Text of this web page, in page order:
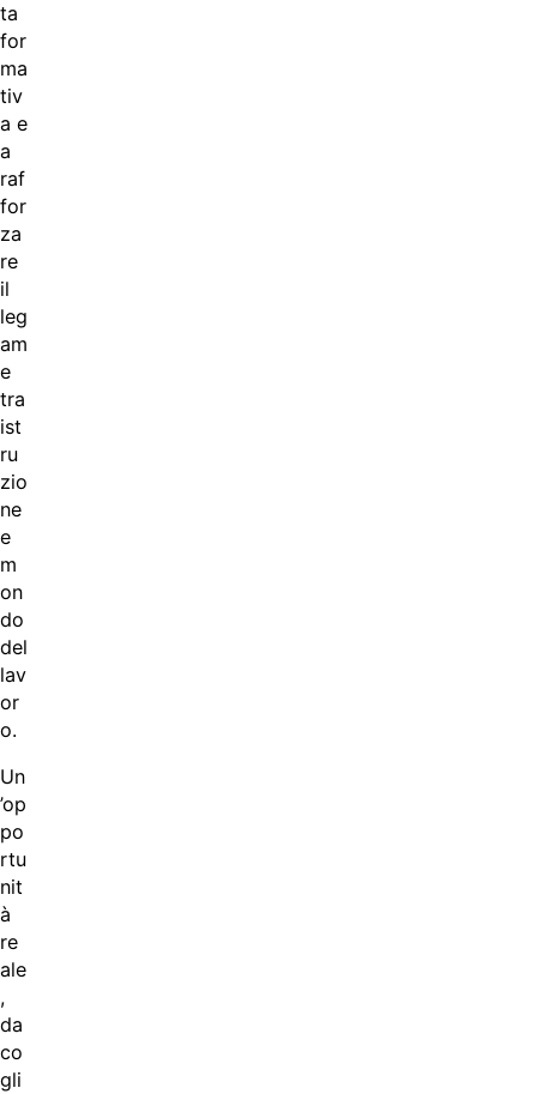
ta
for
ma
tiv
a e
a
raf
for
za
re
il
leg
am
e
tra
ist
ru
zio
ne
e
m
on
do
del
lav
or
o.
Un
’op
po
rtu
nit
à
re
ale
,
da
co
gli